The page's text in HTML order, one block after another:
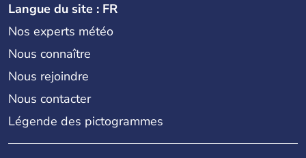
Langue du site : FR
Nos experts météo
Nous connaître
Nous rejoindre
Nous contacter
Légende des pictogrammes